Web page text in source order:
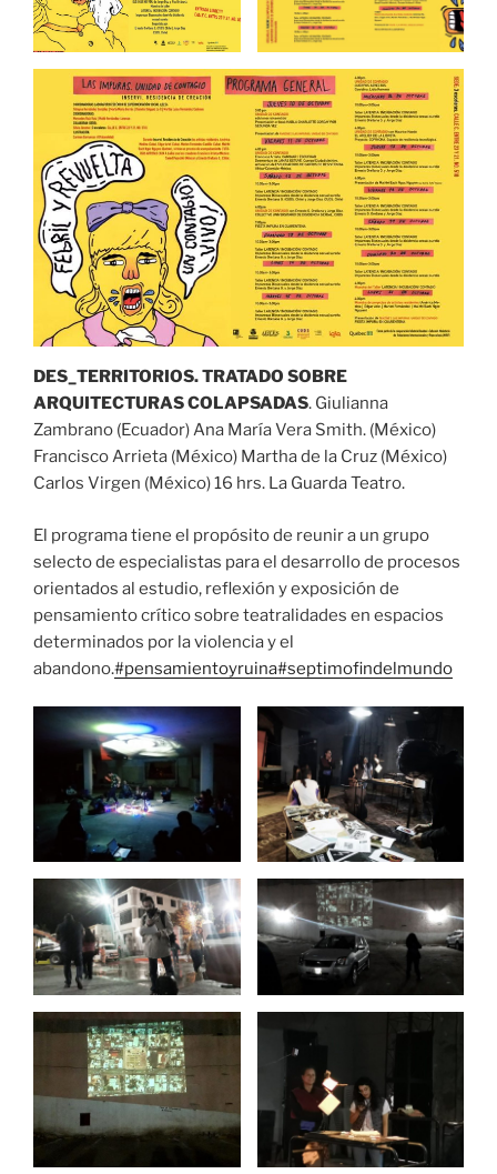
DES_TERRITORIOS. TRATADO SOBRE
ARQUITECTURAS COLAPSADAS. Giulianna
Zambrano (Ecuador) Ana María Vera Smith. (México)
Francisco Arrieta (México) Martha de la Cruz (México)
Carlos Virgen (México) 16 hrs. La Guarda Teatro.
El programa tiene el propósito de reunir a un grupo
selecto de especialistas para el desarrollo de procesos
orientados al estudio, reflexión y exposición de
pensamiento crítico sobre teatralidades en espacios
determinados por la violencia y el
abandono.#pensamientoyruina#septimofindelmundo